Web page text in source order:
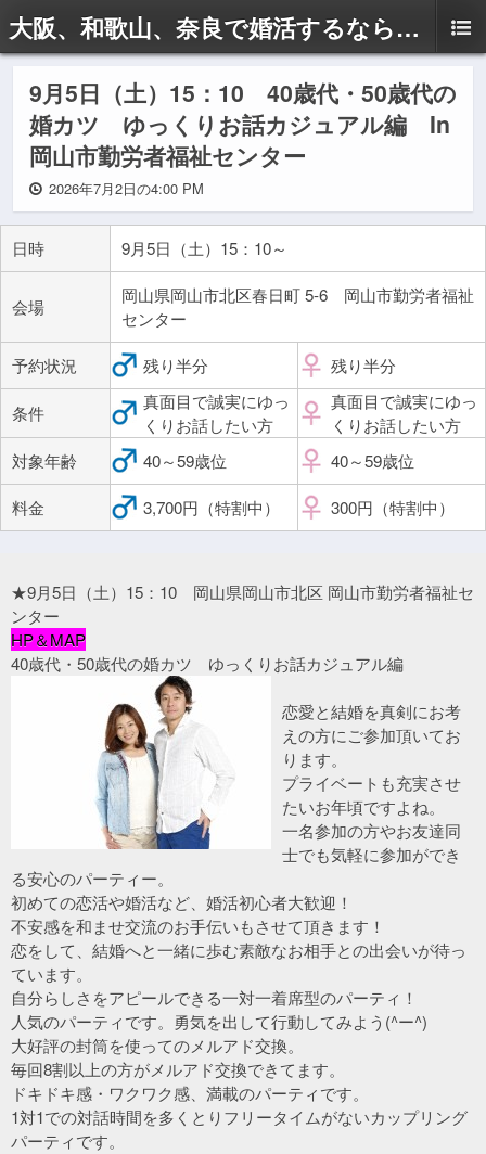
大阪、和歌山、奈良で婚活するならドリームサポートAyaへ
9月5日（土）15：10 40歳代・50歳代の
婚カツ ゆっくりお話カジュアル編 In
岡山市勤労者福祉センター
2026年7月2日の4:00 PM
日時 9月5日（土）15：10～
会場
岡山県岡山市北区春日町 5-6 岡山市勤労者福祉
センター
予約状況 残り半分 残り半分
条件
真面目で誠実にゆっ
くりお話したい方
真面目で誠実にゆっ
くりお話したい方
対象年齢
40～59歳位 40～59歳位
料金 3,700円（特割中） 300円（特割中）
★9月5日（土）15：10 岡山県岡山市北区 岡山市勤労者福祉セ
ンター
HP＆MAP
40歳代・50歳代の婚カツ ゆっくりお話カジュアル編
恋愛と結婚を真剣にお考
えの方にご参加頂いてお
ります。
プライベートも充実させ
たいお年頃ですよね。
一名参加の方やお友達同
士でも気軽に参加ができ
る安心のパーティー。
初めての恋活や婚活など、婚活初心者大歓迎！
不安感を和ませ交流のお手伝いもさせて頂きます！
恋をして、結婚へと一緒に歩む素敵なお相手との出会いが待っ
ています。
自分らしさをアピールできる一対一着席型のパーティ！
人気のパーティです。勇気を出して行動してみよう(^ー^)
大好評の封筒を使ってのメルアド交換。
毎回8割以上の方がメルアド交換できてます。
ドキドキ感・ワクワク感、満載のパーティです。
1対1での対話時間を多くとりフリータイムがないカップリング
パーティです。